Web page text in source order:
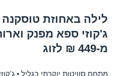
לילה באחוזת טוסקנה
ג'קוזי ספא מפנק
מ-449 ₪ לזוג
מתחם סוויטות יוקרתי בגליל •